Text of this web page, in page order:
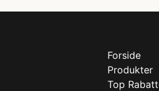
Forside
Produkter
Top